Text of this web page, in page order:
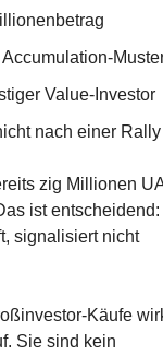
Value-Investor
nach einer Rally
zig Millionen
ist entscheidend:
signalisiert nicht
Käufe
Sie sind kein